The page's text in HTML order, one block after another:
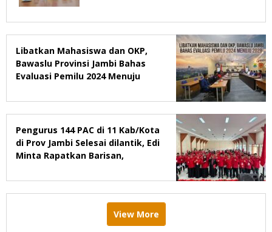
Libatkan Mahasiswa dan OKP,
Bawaslu Provinsi Jambi Bahas
Evaluasi Pemilu 2024 Menuju
Pengurus 144 PAC di 11 Kab/Kota
di Prov Jambi Selesai dilantik, Edi
Minta Rapatkan Barisan,
View More